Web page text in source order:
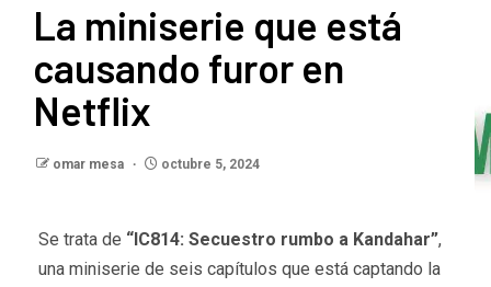
La miniserie que está
causando furor en
Netflix
omar mesa octubre 5, 2024
Se trata de “IC814: Secuestro rumbo a Kandahar”,
una miniserie de seis capítulos que está captando la